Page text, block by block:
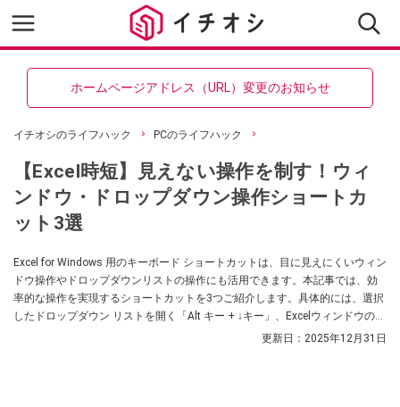
ホームページアドレス（URL）変更のお知らせ
イチオシのライフハック PCのライフハック
【Excel時短】見えない操作を制す！ウィ
ンドウ・ドロップダウン操作ショートカ
ット3選
Excel for Windows 用のキーボード ショートカットは、目に見えにくいウィン
ドウ操作やドロップダウンリストの操作にも活用できます。本記事では、効
率的な操作を実現するショートカットを3つご紹介します。具体的には、選択
したドロップダウン リストを開く「Alt キー + ↓キー」、Excelウィンドウのコ
ントロールメニューを表示する「Alt キー + Space キー」、そして開いている
更新日： 2025年12月31日